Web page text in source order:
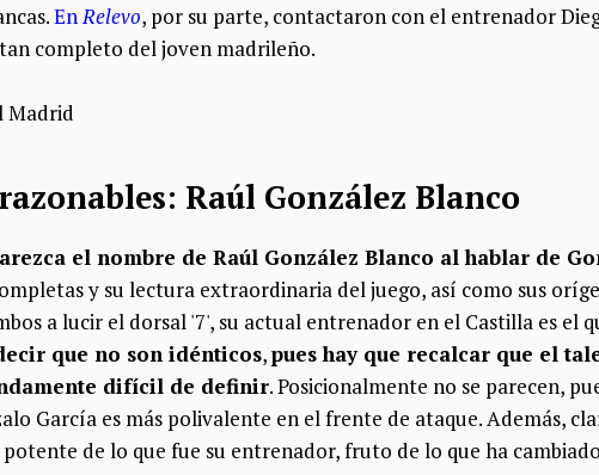
EnRelevo, por su parte, contactaron con el entrenador
completo del joven madrileño.
Raúl González Blanco
el nombre de Raúl González Blanco al hablar de
y su lectura extraordinaria del juego, así como sus
a lucir el dorsal '7', su actual entrenador en el Castilla es el
que no son idénticos,pues hay que recalcar que el
difícil de definir. Posicionalmente no se parecen,
García es más polivalente en el frente de ataque. Además,
potente de lo que fue su entrenador, fruto de lo que ha